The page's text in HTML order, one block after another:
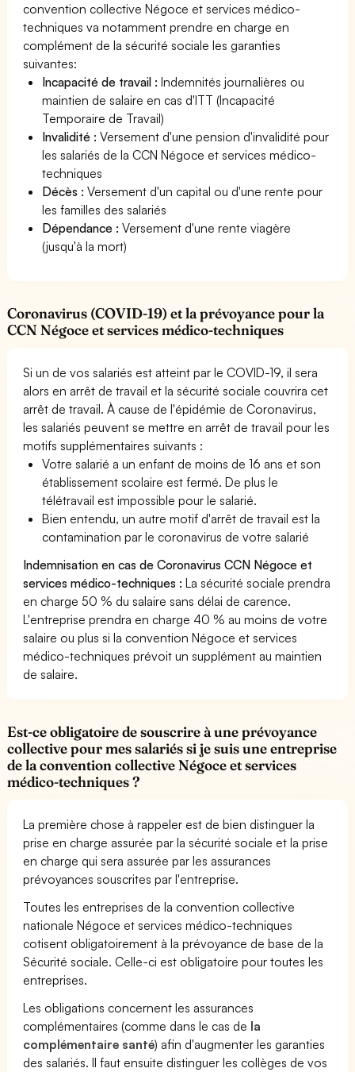
convention collective Négoce et services médico-
techniques va notamment prendre en charge en
complément de la sécurité sociale les garanties
suivantes:
Incapacité de travail : Indemnités journalières ou
maintien de salaire en cas d'ITT (Incapacité
Temporaire de Travail)
Invalidité : Versement d'une pension d'invalidité pour
les salariés de la CCN Négoce et services médico-
techniques
Décès : Versement d'un capital ou d'une rente pour
les familles des salariés
Dépendance : Versement d'une rente viagère
(jusqu'à la mort)
Coronavirus (COVID-19) et la prévoyance pour la
CCN Négoce et services médico-techniques
Si un de vos salariés est atteint par le COVID-19, il sera
alors en arrêt de travail et la sécurité sociale couvrira cet
arrêt de travail. À cause de l'épidémie de Coronavirus,
les salariés peuvent se mettre en arrêt de travail pour les
motifs supplémentaires suivants :
Votre salarié a un enfant de moins de 16 ans et son
établissement scolaire est fermé. De plus le
télétravail est impossible pour le salarié.
Bien entendu, un autre motif d'arrêt de travail est la
contamination par le coronavirus de votre salarié
Indemnisation en cas de Coronavirus CCN Négoce et
services médico-techniques : La sécurité sociale prendra
en charge 50 % du salaire sans délai de carence.
L'entreprise prendra en charge 40 % au moins de votre
salaire ou plus si la convention Négoce et services
médico-techniques prévoit un supplément au maintien
de salaire.
Est-ce obligatoire de souscrire à une prévoyance
collective pour mes salariés si je suis une entreprise
de la convention collective Négoce et services
médico-techniques ?
La première chose à rappeler est de bien distinguer la
prise en charge assurée par la sécurité sociale et la prise
en charge qui sera assurée par les assurances
prévoyances souscrites par l'entreprise.
Toutes les entreprises de la convention collective
nationale Négoce et services médico-techniques
cotisent obligatoirement à la prévoyance de base de la
Sécurité sociale. Celle-ci est obligatoire pour toutes les
entreprises.
Les obligations concernent les assurances
complémentaires (comme dans le cas de la
complémentaire santé) afin d'augmenter les garanties
des salariés. Il faut ensuite distinguer les collèges de vos